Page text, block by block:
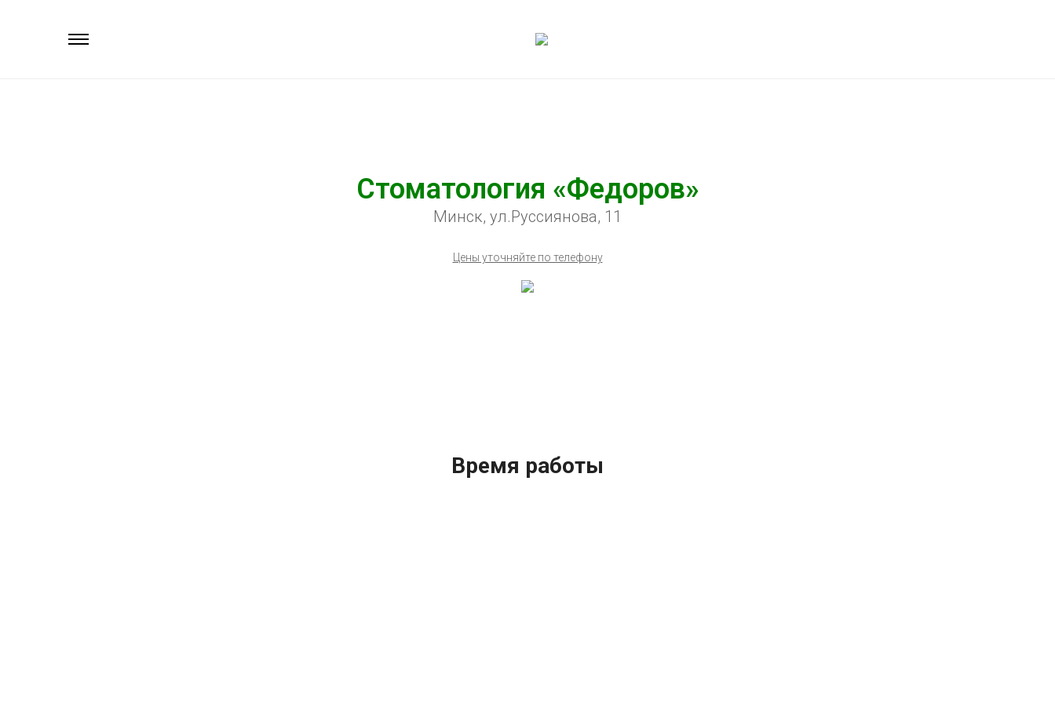
Стоматология «Федоров»
Минск, ул.Руссиянова, 11
Цены уточняйте по телефону
Время работы